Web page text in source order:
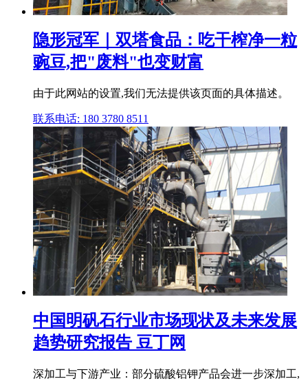
隐形冠军｜双塔食品：吃干榨净一粒
豌豆,把"废料"也变财富
由于此网站的设置,我们无法提供该页面的具体描述。
联系电话: 180 3780 8511
中国明矾石行业市场现状及未来发展
趋势研究报告 豆丁网
深加工与下游产业：部分硫酸铝钾产品会进一步深加工,